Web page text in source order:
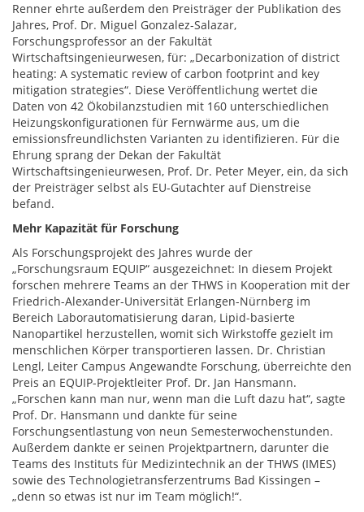
Renner ehrte außerdem den Preisträger der Publikation des
Jahres, Prof. Dr. Miguel Gonzalez-Salazar,
Forschungsprofessor an der Fakultät
Wirtschaftsingenieurwesen, für: „Decarbonization of district
heating: A systematic review of carbon footprint and key
mitigation strategies“. Diese Veröffentlichung wertet die
Daten von 42 Ökobilanzstudien mit 160 unterschiedlichen
Heizungskonfigurationen für Fernwärme aus, um die
emissionsfreundlichsten Varianten zu identifizieren. Für die
Ehrung sprang der Dekan der Fakultät
Wirtschaftsingenieurwesen, Prof. Dr. Peter Meyer, ein, da sich
der Preisträger selbst als EU-Gutachter auf Dienstreise
befand.
Mehr Kapazität für Forschung
Als Forschungsprojekt des Jahres wurde der
„Forschungsraum EQUIP“ ausgezeichnet: In diesem Projekt
forschen mehrere Teams an der THWS in Kooperation mit der
Friedrich-Alexander-Universität Erlangen-Nürnberg im
Bereich Laborautomatisierung daran, Lipid-basierte
Nanopartikel herzustellen, womit sich Wirkstoffe gezielt im
menschlichen Körper transportieren lassen. Dr. Christian
Lengl, Leiter Campus Angewandte Forschung, überreichte den
Preis an EQUIP-Projektleiter Prof. Dr. Jan Hansmann.
„Forschen kann man nur, wenn man die Luft dazu hat“, sagte
Prof. Dr. Hansmann und dankte für seine
Forschungsentlastung von neun Semesterwochenstunden.
Außerdem dankte er seinen Projektpartnern, darunter die
Teams des Instituts für Medizintechnik an der THWS (IMES)
sowie des Technologietransferzentrums Bad Kissingen –
„denn so etwas ist nur im Team möglich!“.